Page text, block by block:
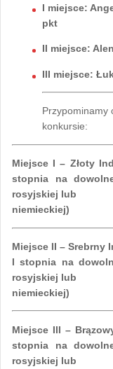
I miejsce:
pkt
II miejsce:
III miejsce:
Przypominamy
konkursie:
Miejsce I – Złoty
stopnia na
rosyjskiej lub
niemieckiej)
Miejsce II – Srebrny
I stopnia na
rosyjskiej lub
niemieckiej)
Miejsce III –
stopnia na
rosyjskiej lub